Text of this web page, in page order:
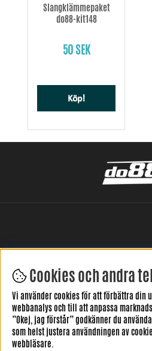
Slangklämmepaket
do88-kit148
50 SEK
Köp!
LÄMNA DIN
Cookies och andra
Vi använder cookies för att förbättra din
webbanalys och till att anpassa
”Okej, jag förstår” godkänner du
som helst justera användningen av
webbläsare.